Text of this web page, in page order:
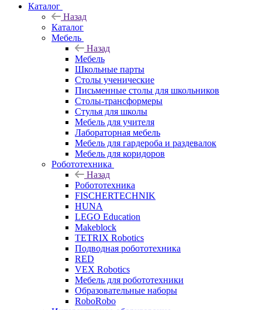
Каталог
Назад
Каталог
Мебель
Назад
Мебель
Школьные парты
Столы ученические
Письменные столы для школьников
Столы-трансформеры
Стулья для школы
Мебель для учителя
Лабораторная мебель
Мебель для гардероба и раздевалок
Мебель для коридоров
Робототехника
Назад
Робототехника
FISCHERTECHNIK
HUNA
LEGO Education
Makeblock
TETRIX Robotics
Подводная робототехника
RED
VEX Robotics
Мебель для робототехники
Образовательные наборы
RoboRobo